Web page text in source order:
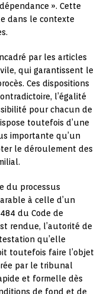
». Cette
dans le contexte
par les articles
qui garantissent le
Ces dispositions
l’égalité
pour chacun de
toutefois d’une
importante qu’un
le déroulement des
du processus
à celle d’un
du Code de
rendue, l’autorité de
qu’elle
toutefois faire l’objet
par le tribunal
et formelle dès
de fond et de